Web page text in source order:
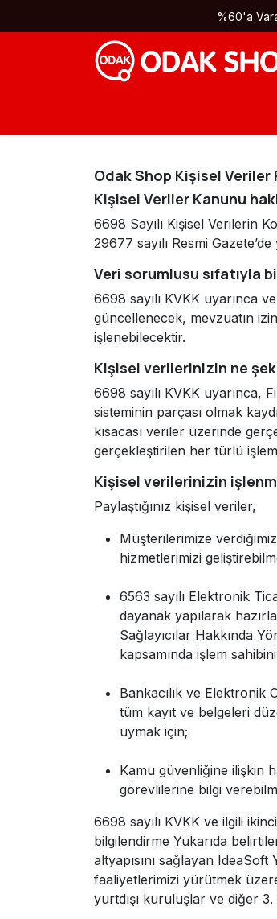
%60'a
Odak Shop Kişisel Veriler
Kişisel Veriler Kanunu
6698 Sayılı Kişisel Verilerin
29677 sayılı Resmi
Veri sorumlusu sıfatıyla
6698 sayılı KVKK uyarınca
güncellenecek, mevzuatın
işlenebilecektir.
Kişisel verilerinizin ne
6698 sayılı KVKK uyarınca,
sisteminin parçası olmak
kısacası veriler üzerinde
gerçekleştirilen her türlü
Kişisel verilerinizin
Paylaştığınız kişisel veriler,
Müşterilerimize
hizmetlerimizi
6563 sayılı Elektronik
dayanak yapılarak
Sağlayıcılar Hakkında
kapsamında işlem
Bankacılık ve Elektronik
tüm kayıt ve belgeleri
uymak için;
Kamu güvenliğine ilişkin
görevlilerine bilgi
6698 sayılı KVKK ve ilgili
bilgilendirme Yukarıda
altyapısını sağlayan
faaliyetlerimizi yürütmek
yurtdışı kuruluşlar ve diğer 3.